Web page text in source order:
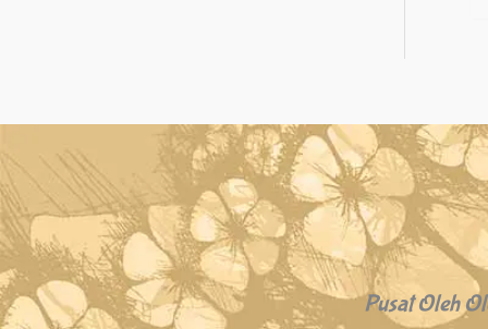
Pusat Oleh